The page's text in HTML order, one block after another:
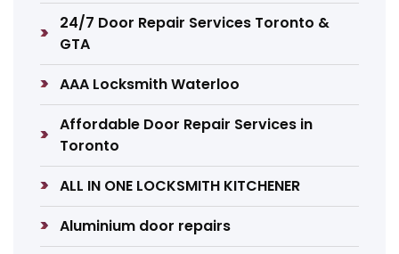
24/7 Door Repair Services Toronto &
GTA
AAA Locksmith Waterloo
Affordable Door Repair Services in
Toronto
ALL IN ONE LOCKSMITH KITCHENER
Aluminium door repairs